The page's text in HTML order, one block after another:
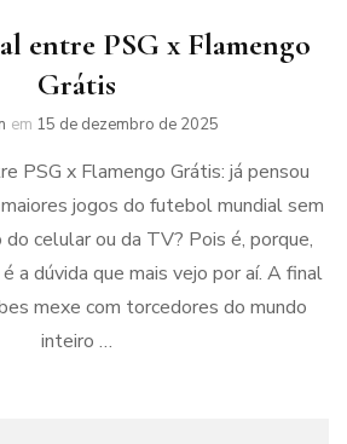
entre PSG x Flamengo
Grátis
em 15 de dezembro de 2025
PSG x Flamengo Grátis: já pensou
jogos do futebol mundial sem
celular ou da TV? Pois é, porque,
a dúvida que mais vejo por aí. A final
mexe com torcedores do mundo
inteiro …